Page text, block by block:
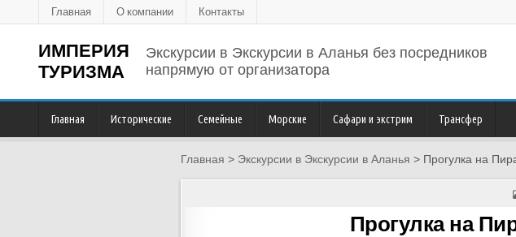
Главная О компании Контакты
ИМПЕРИЯ
ТУРИЗМА
Экскурсии в Экскурсии в Аланья без посредников
напрямую от организатора
Главная Исторические Семейные Морские Сафари и экстрим Трансфер
Главная > Экскурсии в Экскурсии в Аланья > Прогулка на
Прогулка на